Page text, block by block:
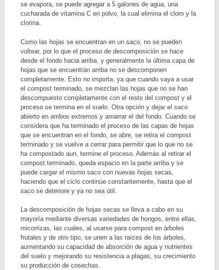
se evapora, se puede agregar a 5 galones de agua, una
cucharada de vitamina C en polvo, la cual elimina el cloro y la
clorina.
Como las hojas se encuentran en un saco, no se pueden
voltear, por lo que el proceso de descomposición se hace
desde el fondo hacia arriba, y generalmente la última capa de
hojas que se encuentran arriba no se descomponen
completamente. Esto no importa, ya que cuando vaya a usar
el compost terminado, se mezclan las hojas que no se han
descompuesto completamente con el resto del compost y el
proceso se termina en el suelo. Otra opción y dejar el saco
abierto en ambos extremos y amarrar el del fondo. Cuando se
considera que ha terminado el proceso de las capas de hojas
que se encuentran en el fondo, se abre, se retira el compost
terminado y se vuelve a cerrar para permitir que lo que no se
ha compostado aun, termine el proceso. Además al retirar el
compost terminado, queda espacio en la parte arriba y se
puede cargar el mismo saco con nuevas hojas secas,
haciendo que el ciclo continúe constantemente, hasta que el
saco se deteriore y ya no sea útil.
La descomposición de hojas secas se lleva a cabo en su
mayoría mediante diversas variedades de hongos, entre ellas,
micorrizas, las cuales, al usarse para compost en árboles
frutales y de otro tipo, se unen a las raíces de los árboles,
aumentando su capacidad de absorción de agua y nutrientes
del suelo y mejorando su resistencia a plagas, su crecimiento
su producción de cosechas.